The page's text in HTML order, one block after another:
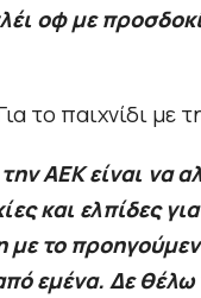
οφ με
το παιχνίδι με
ΑΕΚ είναι να
και ελπίδες
το
εμένα. Δε